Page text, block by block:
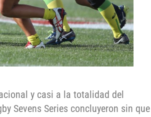
y casi a la totalidad del
Sevens Series concluyeron sin que